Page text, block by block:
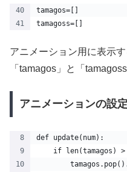
tamagos=[]
tamagoss=[]
アニメーション用に表示
「tamagos」と「
アニメーションの設定
def update(num):
if len(tamagos) >